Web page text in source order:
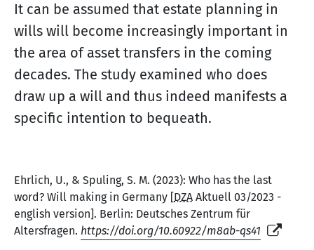
It can be assumed that estate planning in
wills will become increasingly important in
the area of asset transfers in the coming
decades. The study examined who does
draw up a will and thus indeed manifests a
specific intention to bequeath.
Ehrlich, U., & Spuling, S. M. (2023): Who has the last
word? Will making in Germany [DZA Aktuell 03/2023 -
english version]. Berlin: Deutsches Zentrum für
Altersfragen. https://doi.org/10.60922/m8ab-qs41